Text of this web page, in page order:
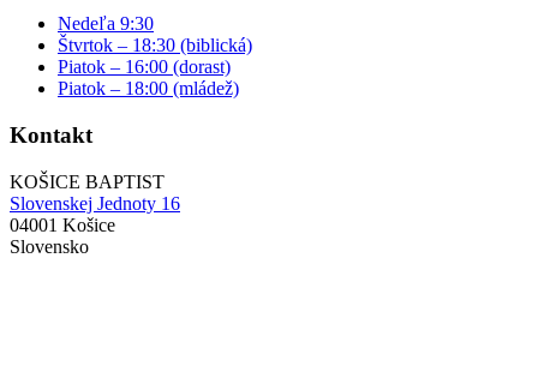
Nedeľa 9:30
Štvrtok – 18:30 (biblická)
Piatok – 16:00 (dorast)
Piatok – 18:00 (mládež)
Kontakt
KOŠICE BAPTIST
Slovenskej Jednoty 16
04001 Košice
Slovensko